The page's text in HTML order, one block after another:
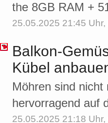
the 8GB RAM +
25.05.2025 21:45 Uhr,
Balkon-
Kübel
Möhren sind
hervorragend auf
25.05.2025 21:18 Uhr,